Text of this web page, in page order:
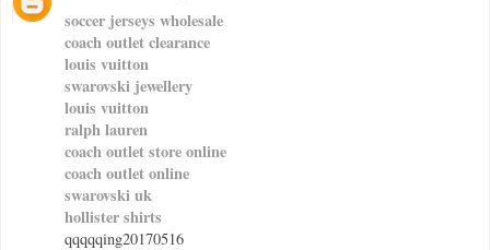
soccer jerseys wholesale
coach outlet clearance
louis vuitton
swarovski jewellery
louis vuitton
ralph lauren
coach outlet store online
coach outlet online
swarovski uk
hollister shirts
qqqqqing20170516